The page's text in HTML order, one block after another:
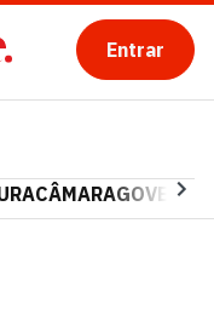
Entrar
CÂMARAGOVERNO